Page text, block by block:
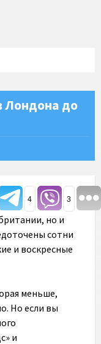
Лондона до
4 3
но и
сотни
и воскресные
меньше,
Но если вы
и